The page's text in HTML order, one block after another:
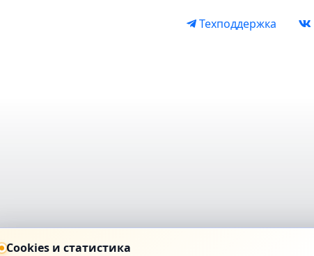
Техподдержка
Cookies и статистика